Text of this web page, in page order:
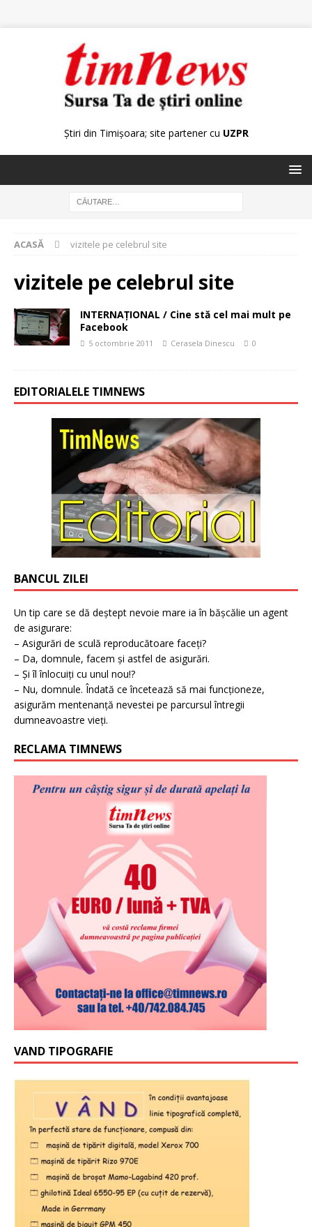
Știri din Timișoara; site partener cu UZPR
ACASĂ vizitele pe celebrul site
vizitele pe celebrul site
INTERNAŢIONAL / Cine stă cel mai mult pe
Facebook
5 octombrie 2011 Cerasela Dinescu 0
EDITORIALELE TIMNEWS
BANCUL ZILEI
Un tip care se dă deștept nevoie mare ia în bășcălie un agent
de asigurare:
– Asigurări de sculă reproducătoare faceți?
– Da, domnule, facem și astfel de asigurări.
– Și îl înlocuiți cu unul nou!?
– Nu, domnule. Îndată ce încetează să mai funcționeze,
asigurăm mentenanță nevestei pe parcursul întregii
dumneavoastre vieți.
RECLAMA TIMNEWS
VAND TIPOGRAFIE